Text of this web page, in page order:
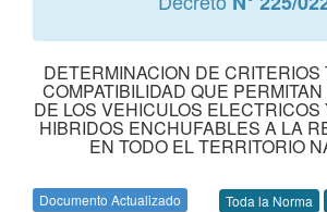
DETERMINACION DE
COMPATIBILIDAD QUE
DE LOS VEHICULOS
HIBRIDOS ENCHUFABLES A LA
EN TODO EL TERRITORIO
Documento Actualizado Toda la Norma